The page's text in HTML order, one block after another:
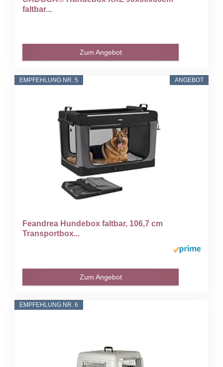
faltbar...
Zum Angebot
ANGEBOT
EMPFEHLUNG NR. 5
Feandrea Hundebox faltbar, 106,7 cm
Transportbox...
Zum Angebot
EMPFEHLUNG NR. 6